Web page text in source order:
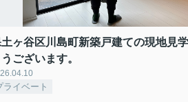
ヶ谷区川島町新築戸建ての現地見
ございます。
ライベート